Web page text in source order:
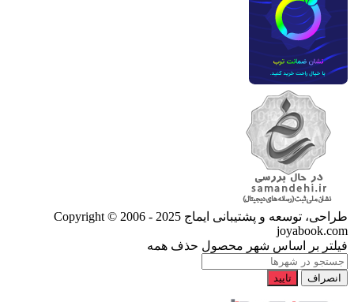
طراحی، توسعه و پشتیبانی ایماج Copyright © 2006 - 2025
joyabook.com
فیلتر بر اساس شهر محصول حذف همه
انصراف تایید